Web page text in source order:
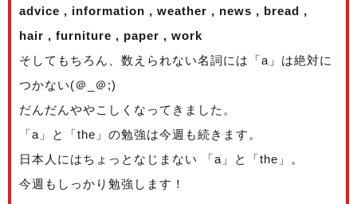
advice , information , weather , news , bread ,
hair , furniture , paper , work
そしてもちろん、数えられない名詞には「a」は絶対に
つかない(＠_＠;)
だんだんややこしくなってきました。
「a」と「the」の勉強は今週も続きます。
日本人にはちょっとなじまない 「a」と「the」。
今週もしっかり勉強します！